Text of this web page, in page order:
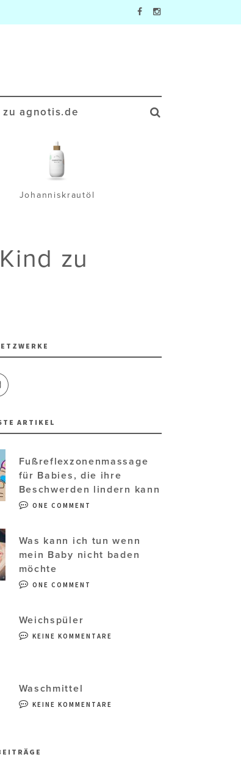
zu agnotis.de
Johanniskrautöl
zu
ARTIKEL
Fußreflexzonenmassage
für Babies, die ihre
Beschwerden lindern kann
ONE COMMENT
Was kann ich tun wenn
mein Baby nicht baden
möchte
ONE COMMENT
Weichspüler
KEINE KOMMENTARE
Waschmittel
KEINE KOMMENTARE